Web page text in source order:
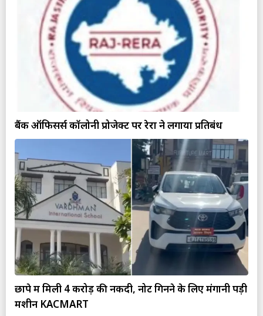
बैंक ऑफिसर्स कॉलोनी प्रोजेक्ट पर रेरा ने लगाया प्रतिबंध
छापे में मिली 4 करोड़ की नकदी, नोट गिनने के लिए मंगानी पड़ी
मशीन KACMART